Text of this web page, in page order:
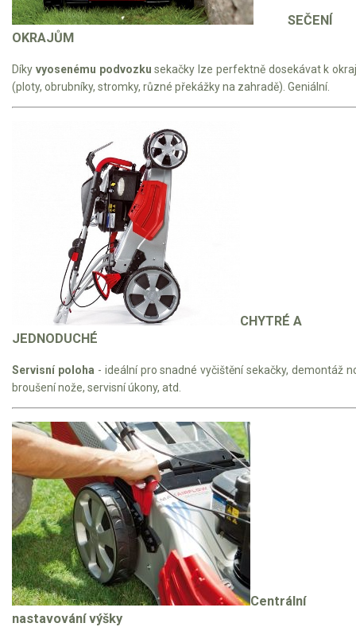
SEČENÍ
OKRAJŮM
Díky vyosenému podvozku sekačky lze perfektně dosekávat k
(ploty, obrubníky, stromky, různé překážky na zahradě). Geniální.
CHYTRÉ A
JEDNODUCHÉ
Servisní poloha - ideální pro snadné vyčištění sekačky, demontáž
broušení nože, servisní úkony, atd.
Centrální
nastavování výšky